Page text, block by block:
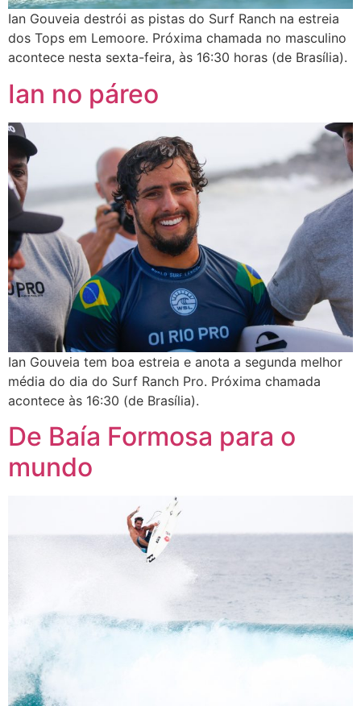
Ian Gouveia destrói as pistas do Surf Ranch na estreia
dos Tops em Lemoore. Próxima chamada no masculino
acontece nesta sexta-feira, às 16:30 horas (de Brasília).
Ian no páreo
Ian Gouveia tem boa estreia e anota a segunda melhor
média do dia do Surf Ranch Pro. Próxima chamada
acontece às 16:30 (de Brasília).
De Baía Formosa para o
mundo